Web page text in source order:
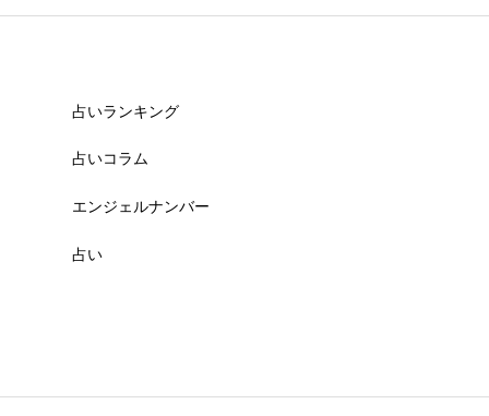
占いランキング
占いコラム
エンジェルナンバー
占い